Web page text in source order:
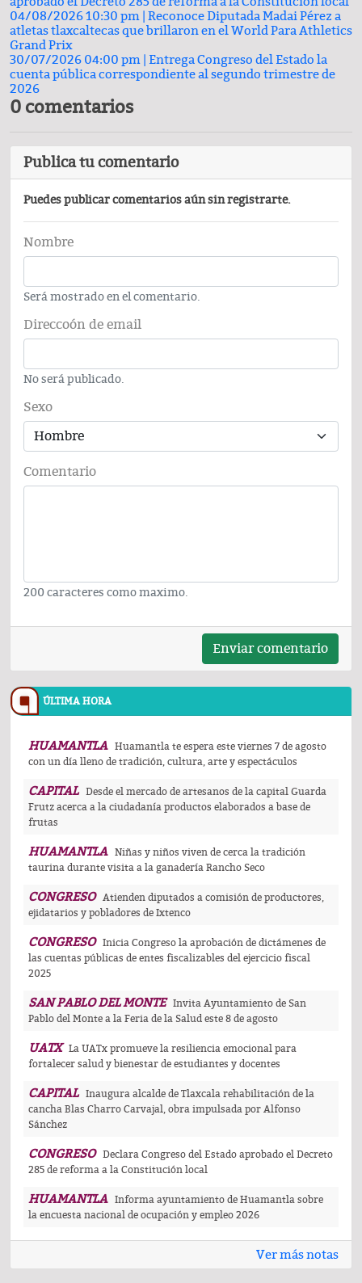
04/08/2026 10:30 pm | Reconoce Diputada Madai Pérez a
atletas tlaxcaltecas que brillaron en el World Para Athletics
Grand Prix
30/07/2026 04:00 pm | Entrega Congreso del Estado la
cuenta pública correspondiente al segundo trimestre de
2026
0 comentarios
Publica tu comentario
Puedes publicar comentarios aún sin registrarte.
Nombre
Será mostrado en el comentario.
Direccoón de email
No será publicado.
Sexo
Comentario
200 caracteres como maximo.
Enviar comentario
ÚLTIMA HORA
HUAMANTLA
Huamantla te espera este viernes 7 de agosto
con un día lleno de tradición, cultura, arte y espectáculos
CAPITAL
Desde el mercado de artesanos de la capital Guarda
Frutz acerca a la ciudadanía productos elaborados a base de
frutas
HUAMANTLA
Niñas y niños viven de cerca la tradición
taurina durante visita a la ganadería Rancho Seco
CONGRESO
Atienden diputados a comisión de productores,
ejidatarios y pobladores de Ixtenco
CONGRESO
Inicia Congreso la aprobación de dictámenes de
las cuentas públicas de entes fiscalizables del ejercicio fiscal
2025
SAN PABLO DEL MONTE
Invita Ayuntamiento de San
Pablo del Monte a la Feria de la Salud este 8 de agosto
UATX
La UATx promueve la resiliencia emocional para
fortalecer salud y bienestar de estudiantes y docentes
CAPITAL
Inaugura alcalde de Tlaxcala rehabilitación de la
cancha Blas Charro Carvajal, obra impulsada por Alfonso
Sánchez
CONGRESO
Declara Congreso del Estado aprobado el Decreto
285 de reforma a la Constitución local
HUAMANTLA
Informa ayuntamiento de Huamantla sobre
la encuesta nacional de ocupación y empleo 2026
Ver más notas